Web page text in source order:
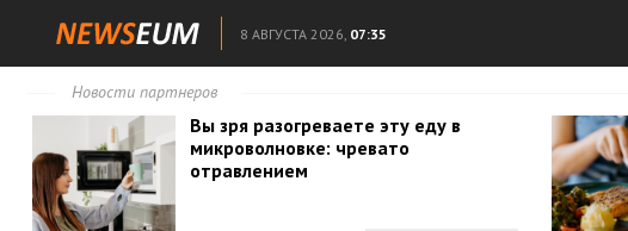
8 АВГУСТА 2026, 07:35
Новости партнеров
Вы зря разогреваете эту еду в
микроволновке: чревато
отравлением